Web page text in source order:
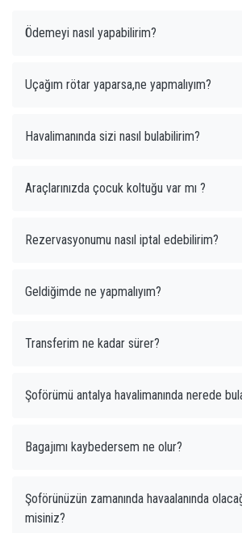
Ödemeyi nasıl yapabilirim?
Uçağım rötar yaparsa,ne yapmalıyım?
Havalimanında sizi nasıl bulabilirim?
Araçlarınızda çocuk koltuğu var mı ?
Rezervasyonumu nasıl iptal edebilirim?
Geldiğimde ne yapmalıyım?
Transferim ne kadar sürer?
Şoförümü antalya havalimanında nerede
Bagajımı kaybedersem ne olur?
Şoförünüzün zamanında havaalanında
misiniz?